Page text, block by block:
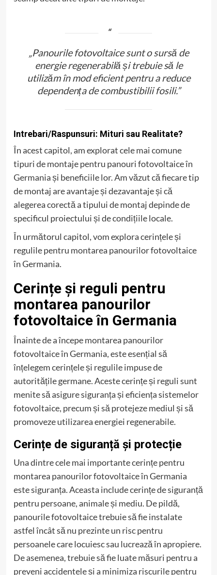
„Panourile fotovoltaice sunt o sursă de
energie regenerabilă și trebuie să le
utilizăm în mod eficient pentru a reduce
dependența de combustibilii fosili.”
Intrebari/Raspunsuri: Mituri sau Realitate?
În acest capitol, am explorat cele mai comune
tipuri de montaje pentru panouri fotovoltaice în
Germania și beneficiile lor. Am văzut că fiecare tip
de montaj are avantaje și dezavantaje și că
alegerea corectă a tipului de montaj depinde de
specificul proiectului și de condițiile locale.
În următorul capitol, vom explora cerințele și
regulile pentru montarea panourilor fotovoltaice
în Germania.
Cerințe și reguli pentru
montarea panourilor
fotovoltaice în Germania
Înainte de a începe montarea panourilor
fotovoltaice în Germania, este esențial să
înțelegem cerințele și regulile impuse de
autoritățile germane. Aceste cerințe și reguli sunt
menite să asigure siguranța și eficiența sistemelor
fotovoltaice, precum și să protejeze mediul și să
promoveze utilizarea energiei regenerabile.
Cerințe de siguranță și protecție
Una dintre cele mai importante cerințe pentru
montarea panourilor fotovoltaice în Germania
este siguranța. Aceasta include cerințe de siguranță
pentru persoane, animale și mediu. De pildă,
panourile fotovoltaice trebuie să fie instalate
astfel încât să nu prezinte un risc pentru
persoanele care locuiesc sau lucrează în apropiere.
De asemenea, trebuie să fie luate măsuri pentru a
preveni accidentele și a minimiza riscurile pentru